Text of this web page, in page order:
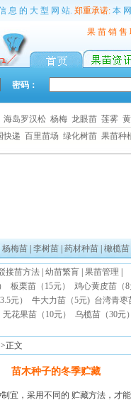
息 的 大 型 网 站. 郑重承诺: 本
果 苗 销 售
密码：
海岛罗汉松 杨梅 龙眼苗 莲雾
快递 百里苗场 绿化树苗 果苗
杨梅苗| 李树苗| 药材种苗| 橄榄苗
接苗方法 幼苗繁肓 果苗管理
板栗苗（15元） 鸡心黄皮苗（
元） 牛大力苗（5元) 台湾青
无花果苗（10元） 乌榄苗（30
正文
苗木种子的冬季贮藏
宜，采用不同的 贮藏方法，才